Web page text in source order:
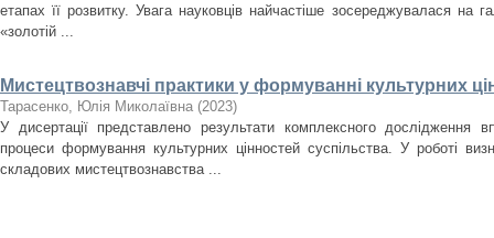
етапах її розвитку. Увага науковців найчастіше зосереджувалася на
«золотій ...
Мистецтвознавчі практики у формуванні культурних
Тарасенко, Юлія Миколаївна (2023)
У дисертації представлено результати комплексного дослідження
процеси формування культурних цінностей суспільства. У роботі
складових мистецтвознавства ...